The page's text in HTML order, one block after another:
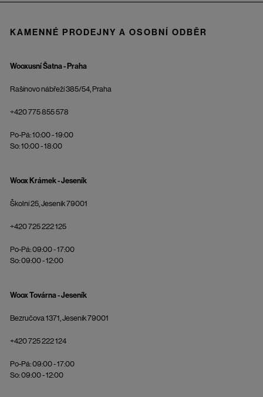
KAMENNÉ PRODEJNY A OSOBNÍ ODBĚR
Wooxusní Šatna - Praha
Rašínovo nábřeží 385/54, Praha
+420 775 855 578
Po-Pá: 10:00 - 19:00
So: 10:00 - 18:00
Woox Krámek - Jeseník
Školní 25, Jeseník 79001
+420 725 222 125
Po-Pá: 09:00 - 17:00
So: 09:00 - 12:00
Woox Továrna - Jeseník
Bezručova 1371, Jeseník 79001
+420 725 222 124
Po-Pá: 09:00 - 17:00
So: 09:00 - 12:00